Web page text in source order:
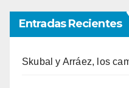
Entradas Recientes
Skubal y Arráez, los